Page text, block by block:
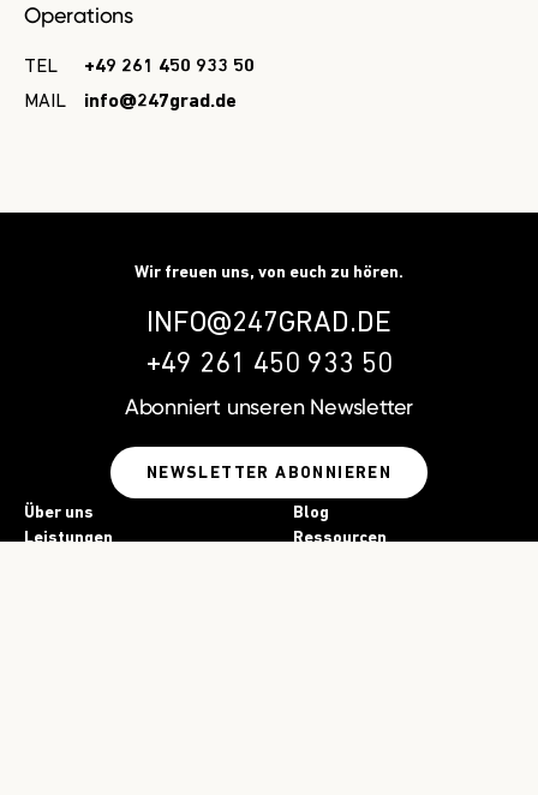
Operations
TEL
+49 261 450 933 50
MAIL
info@247grad.de
Wir freuen uns, von euch zu hören.
INFO@247GRAD.DE
+49 261 450 933 50
Abonniert unseren Newsletter
NEWSLETTER ABONNIEREN
Über uns
Leistungen
Blog
Ressourcen